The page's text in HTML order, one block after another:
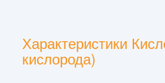
Характеристики
кислорода)